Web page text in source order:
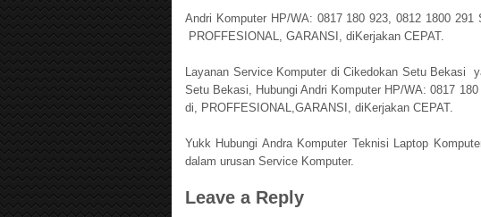
Andri Komputer HP/WA: 0817 180 923, 0812 1800 291
PROFFESIONAL, GARANSI, diKerjakan CEPAT.
Layanan Service Komputer di Cikedokan Setu Bekasi
Setu Bekasi, Hubungi Andri Komputer HP/WA: 0817
di, PROFFESIONAL,GARANSI, diKerjakan CEPAT.
Yukk Hubungi Andra Komputer Teknisi Laptop
dalam urusan Service Komputer.
Leave a Reply